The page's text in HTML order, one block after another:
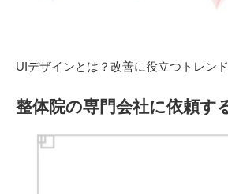
UIデザインとは？改善に役立つトレン
整体院の専門会社に依頼す